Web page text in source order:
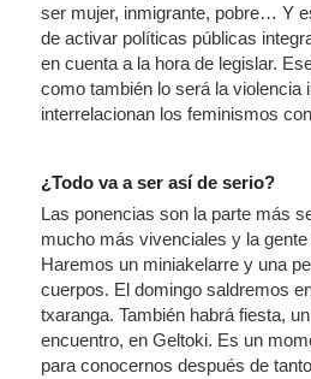
ser mujer, inmigrante, pobre… Y
de activar políticas públicas
en cuenta a la hora de legislar.
como también lo será la violencia
interrelacionan los feminismos
¿Todo va a ser así de serio?
Las ponencias son la parte más
mucho más vivenciales y la
Haremos un miniakelarre y una
cuerpos. El domingo saldremos
txaranga. También habrá fiesta,
encuentro, en Geltoki. Es un
para conocernos después de